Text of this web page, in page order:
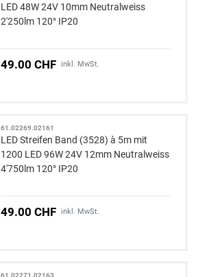
LED 48W 24V 10mm Neutralweiss
2'250lm 120° IP20
49.00 CHF inkl. MwSt.
61.02269.02161
LED Streifen Band (3528) à 5m mit
1200 LED 96W 24V 12mm Neutralweiss
4'750lm 120° IP20
49.00 CHF inkl. MwSt.
61.02271.02163